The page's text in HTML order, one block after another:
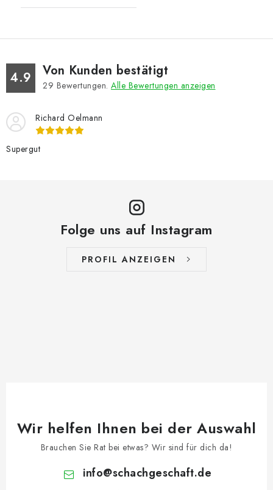
4.9 Von Kunden bestätigt
29 Bewertungen. Alle Bewertungen anzeigen
Richard Oelmann
Supergut
Folge uns auf Instagram
PROFIL ANZEIGEN
Wir helfen Ihnen bei der Auswahl
Brauchen Sie Rat bei etwas? Wir sind für dich da!
info@schachgeschaft.de